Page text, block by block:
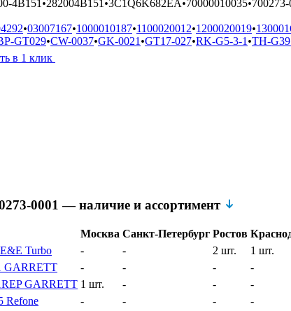
4B151 •282004B151 •3C1Q6K682EA•70000010035•700273-
•03007167•1000010187•1100020012•1200020019•
GT029•CW-0037•GK-0021 •GT17-027•RK-G5-3-1 •TH-
в 1 клик
0001 — наличие и ассортимент
Москва Санкт-Петербург Ростов
Turbo
- - 2 шт. 1 шт.
GARRETT
- - - -
GARRETT 1 шт. - - -
Refone
- - - -